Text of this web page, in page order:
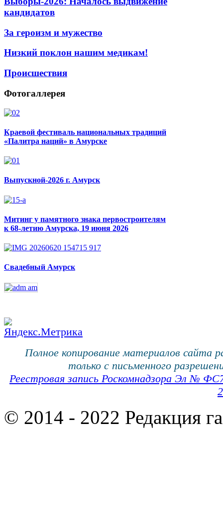
кандидатов
За героизм и мужество
Низкий поклон нашим медикам!
Происшествия
Фотогаллерея
Краевой фестиваль национальных традиций
«Палитра наций» в Амурске
Выпускной-2026 г. Амурск
Митинг у памятного знака первостроителям
к 68-летию Амурска, 19 июня 2026
Свадебный Амурск
Полное копирование материалов сайта
только с письменного
Реестровая запись Роскомнадзора Эл №
© 2014 - 2022 Редакция